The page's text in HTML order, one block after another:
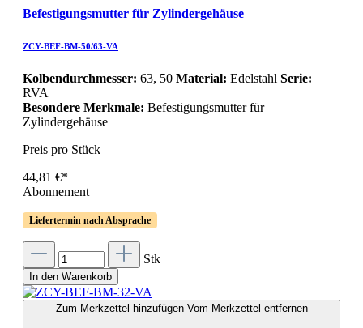
Befestigungsmutter für Zylindergehäuse
ZCY-BEF-BM-50/63-VA
Kolbendurchmesser: 63, 50 Material: Edelstahl Serie:
RVA
Besondere Merkmale: Befestigungsmutter für
Zylindergehäuse
Preis pro Stück
44,81 €*
Abonnement
Liefertermin nach Absprache
Stk
In den Warenkorb
Zum Merkzettel hinzufügen Vom Merkzettel entfernen